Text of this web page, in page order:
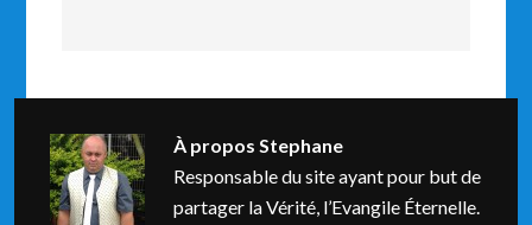
À proposStephane
Responsable du site ayant pour but de
partager la Vérité, l’Evangile Éternelle.